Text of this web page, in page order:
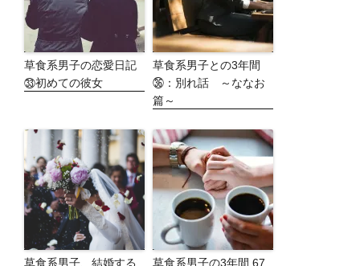
草食系男子の恋愛日記
㉝初めての彼女
草食系男子との3年間
㊱：別れ話 ～ななお
篇～
草食系男子、結婚する 草食系男子の3年間 67